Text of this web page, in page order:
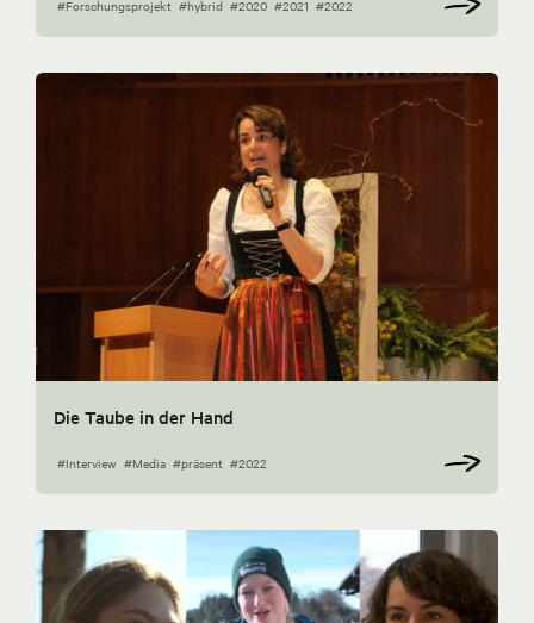
#Forschungsprojekt #hybrid #2020 #2021 #2022
Die Taube in der Hand
#Interview #Media #präsent #2022